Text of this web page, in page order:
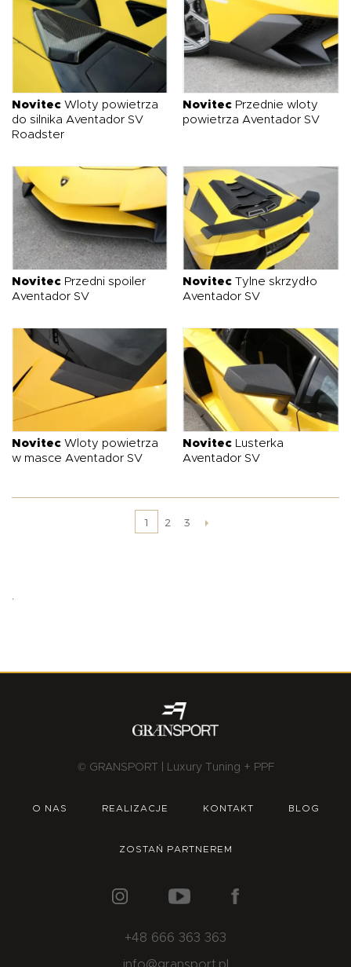
Novitec Wloty powietrza
do silnika Aventador SV
Roadster
Novitec Przednie wloty
powietrza Aventador SV
Novitec Przedni spoiler
Aventador SV
Novitec Tylne skrzydło
Aventador SV
Novitec Wloty powietrza
w masce Aventador SV
Novitec Lusterka
Aventador SV
1 2 3
.
© GRANSPORT | Luxury Tuning + PPF
O NAS REALIZACJE KONTAKT BLOG
ZOSTAŃ PARTNEREM
+48 666 363 363
info@gransport.pl